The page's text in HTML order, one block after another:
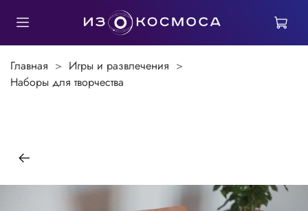
Главная
Игры и развлечения
Наборы для творчества